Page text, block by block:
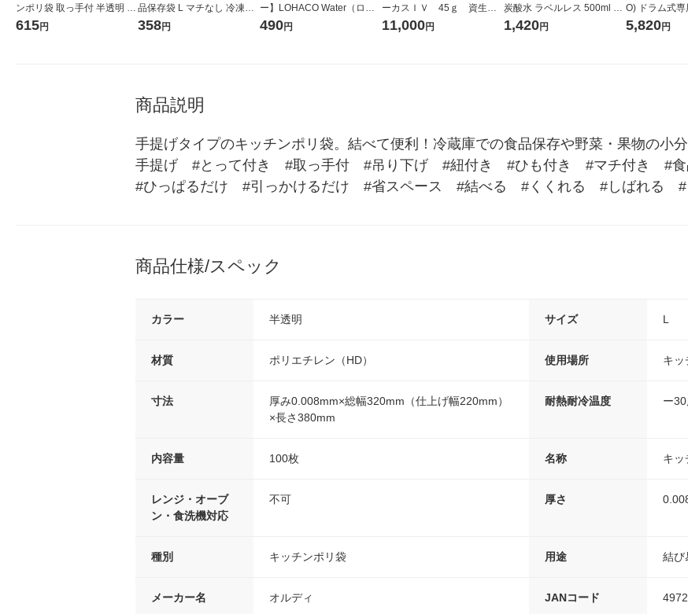
ンポリ袋 取っ手付 半透明 Ｍ
マチ付 1セット（1パック
615円
品保存袋 L マチなし 冷凍・
冷蔵・湯煎対応 カサカサタ
358円
ー】LOHACO Water（ロハ
コウォーター）2L ラベルレ
490円
ーカスＩＶ 45ｇ 資生
堂 おまけ付き
11,000円
炭酸水 ラベルレス 500ml 1
箱（24本入）
1,420円
O) ドラム式専
ガジャンボ
（2個入) 洗濯
5,820円
商品説明
手提げタイプのキッチンポリ袋。結べて便利！冷蔵庫での食品保存や野菜・果物の小
手提げ　#とって付き　#取っ手付　#吊り下げ　#紐付き　#ひも付き　#マチ付き　#
#ひっぱるだけ　#引っかけるだけ　#省スペース　#結べる　#くくれる　#しばれる　
商品仕様/スペック
カラー 半透明 サイズ L
材質 ポリエチレン（HD） 使用場所 キッ
寸法
厚み0.008mm×総幅320mm（仕上げ幅220mm）
×長さ380mm
耐熱耐冷温度 ー
内容量 100枚 名称 キッ
レンジ・オーブ
ン・食洗機対応
不可 厚さ
種別 キッチンポリ袋 用途 結び
メーカー名 オルディ JANコード